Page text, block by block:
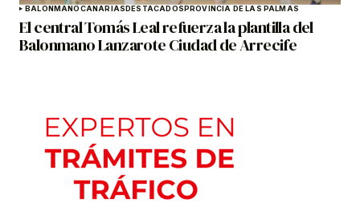
BALONMANOCANARIASDESTACADOSPROVINCIA DE LAS PALMAS
El central Tomás Leal refuerza la plantilla del
Balonmano Lanzarote Ciudad de Arrecife